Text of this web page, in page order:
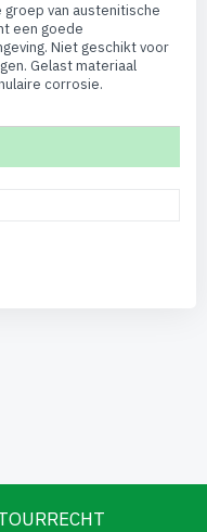
van austenitische
een goede
Niet geschikt voor
Gelast materiaal
corrosie.